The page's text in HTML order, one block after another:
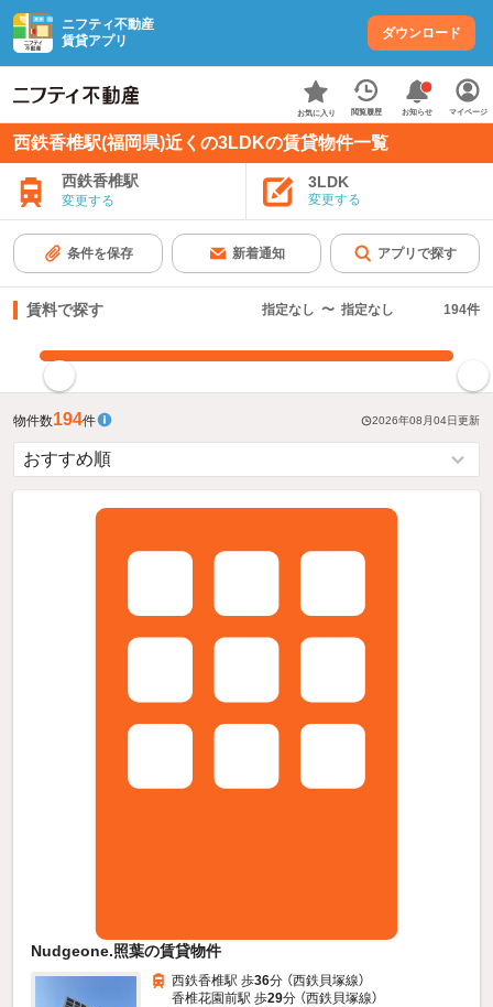
ニフティ不動産
賃貸アプリ
ダウンロード
お気に入り 閲覧履歴 お知らせ マイページ
西鉄香椎駅(福岡県)近くの3LDKの賃貸物件一覧
西鉄香椎駅
変更する
3LDK
変更する
条件を保存 新着通知 アプリで探す
賃料で探す 指定なし 〜 指定なし 194件
物件数194件 2026年08月04日更新
Nudgeone.照葉の賃貸物件
西鉄香椎駅 歩36分 （西鉄貝塚線）
香椎花園前駅 歩29分 （西鉄貝塚線）